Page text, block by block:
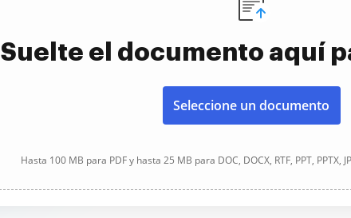
Suelte el documento aquí
Seleccione un documento
Hasta 100 MB para PDF y hasta 25 MB para DOC, DOCX, RTF, PPT, PPTX,